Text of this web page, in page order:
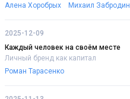
Алена Хоробрых
Михаил Забродин
2025-12-09
Каждый человек на своём месте
Личный бренд как капитал
Роман Тарасенко